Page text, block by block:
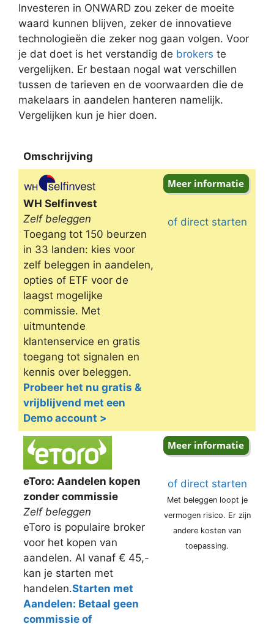
Investeren in ONWARD zou zeker de moeite
waard kunnen blijven, zeker de innovatieve
technologieën die zeker nog gaan volgen. Voor
je dat doet is het verstandig de brokers te
vergelijken. Er bestaan nogal wat verschillen
tussen de tarieven en de voorwaarden die de
makelaars in aandelen hanteren namelijk.
Vergelijken kun je hier doen.
Omschrijving
Omschrijving
WH Selfinvest
Zelf beleggen
Toegang tot 150 beurzen
in 33 landen: kies voor
zelf beleggen in aandelen,
opties of ETF voor de
laagst mogelijke
commissie. Met
uitmuntende
klantenservice en gratis
toegang tot signalen en
kennis over beleggen.
Probeer het nu gratis &
vrijblijvend met een
Demo account >
of direct starten
eToro: Aandelen kopen
zonder commissie
Zelf beleggen
eToro is populaire broker
voor het kopen van
aandelen. Al vanaf € 45,-
kan je starten met
handelen.Starten met
Aandelen: Betaal geen
commissie of
of direct starten
Met beleggen loopt je
vermogen risico. Er zijn
andere kosten van
toepassing.